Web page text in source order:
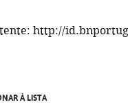
http://
À LISTA